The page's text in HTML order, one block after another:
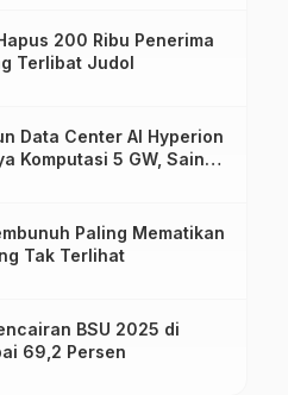
200 Ribu Penerima
Terlibat Judol
Data Center AI Hyperion
Komputasi 5 GW, Saingi
Paling Mematikan
Tak Terlihat
BSU 2025 di
69,2 Persen